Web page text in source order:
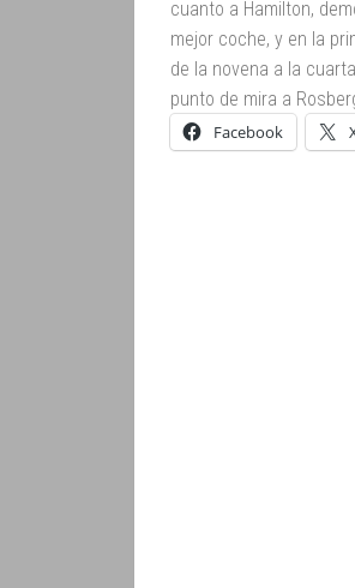
cuanto a Hamilton,
mejor coche, y en la
de la novena a la
punto de mira a
Facebook